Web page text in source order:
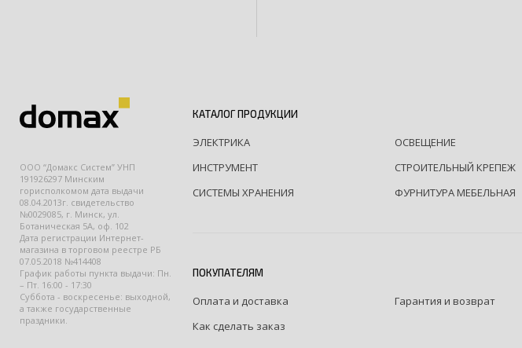
ООО “Домакс Систем” УНП
191926297 Минским
горисполкомом дата выдачи
08.04.2013г. свидетельство
№0029085, г. Минск, ул.
Ботаническая 5А, оф. 102
Дата регистрации Интернет-
магазина в торговом реестре РБ
07.05.2018 №414408
График работы пункта выдачи: Пн.
– Пт. 16:00 - 17:30
Суббота - воскресенье: выходной,
а также государственные
праздники.
КАТАЛОГ ПРОДУКЦИИ
ЭЛЕКТРИКА ОСВЕЩЕНИЕ
ИНСТРУМЕНТ
СТРОИТЕЛЬНЫЙ КРЕПЕЖ
СИСТЕМЫ ХРАНЕНИЯ
ФУРНИТУРА МЕБЕЛЬНАЯ
ПОКУПАТЕЛЯМ
Оплата и доставка Гарантия и возврат
Как сделать заказ